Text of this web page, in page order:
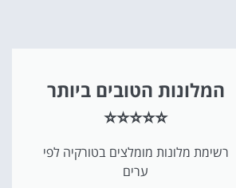
המלונות הטובים ביותר
⭐⭐⭐⭐⭐
רשימת מלונות מומלצים בטורקיה לפי
ערים